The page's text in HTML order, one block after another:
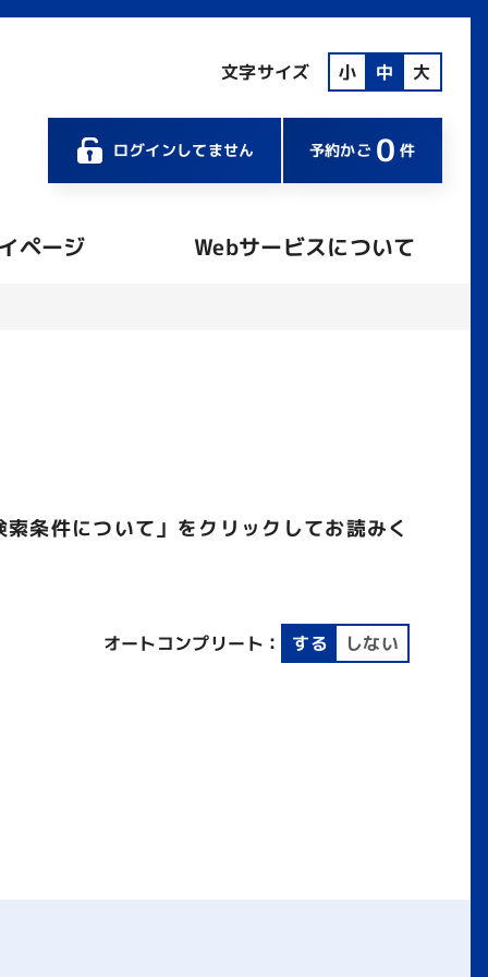
文字サイズ 小 中 大
ログインしてません 予約かご 0 件
ページ Webサービスについて
条件について」をクリックしてお読みく
オートコンプリート： する しない